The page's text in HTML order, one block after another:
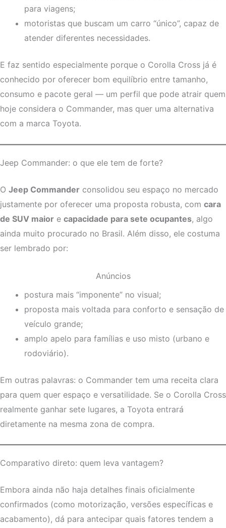
para viagens;
motoristas que buscam um carro “único”, capaz de
atender diferentes necessidades.
E faz sentido especialmente porque o Corolla Cross já é
conhecido por oferecer bom equilíbrio entre tamanho,
consumo e pacote geral — um perfil que pode atrair quem
hoje considera o Commander, mas quer uma alternativa
com a marca Toyota.
Jeep Commander: o que ele tem de forte?
O Jeep Commander consolidou seu espaço no mercado
justamente por oferecer uma proposta robusta, com cara
de SUV maior e capacidade para sete ocupantes, algo
ainda muito procurado no Brasil. Além disso, ele costuma
ser lembrado por:
Anúncios
postura mais “imponente” no visual;
proposta mais voltada para conforto e sensação de
veículo grande;
amplo apelo para famílias e uso misto (urbano e
rodoviário).
Em outras palavras: o Commander tem uma receita clara
para quem quer espaço e versatilidade. Se o Corolla Cross
realmente ganhar sete lugares, a Toyota entrará
diretamente na mesma zona de compra.
Comparativo direto: quem leva vantagem?
Embora ainda não haja detalhes finais oficialmente
confirmados (como motorização, versões específicas e
acabamento), dá para antecipar quais fatores tendem a